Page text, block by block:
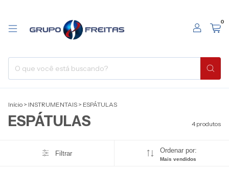
0
Início > INSTRUMENTAIS > ESPÁTULAS
ESPÁTULAS 4 produtos
Filtrar Ordenar por:
Mais vendidos